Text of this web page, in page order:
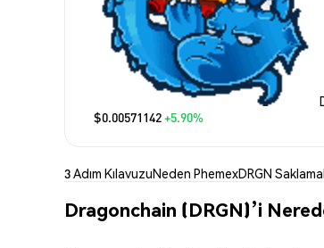
$0.00571142+5.90%
3 Adım KılavuzuNeden PhemexDRGN Saklama
Dragonchain (DRGN)’i